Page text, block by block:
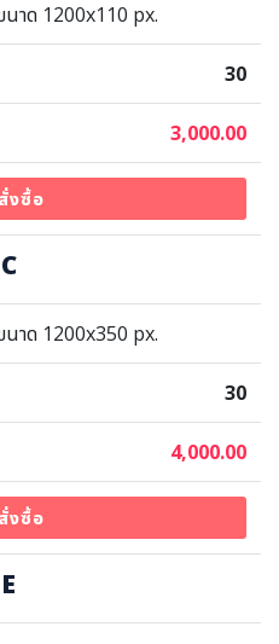
าด 1200x110 px.
30
3,000.00
สั่งซื้อ
C
าด 1200x350 px.
30
4,000.00
สั่งซื้อ
E